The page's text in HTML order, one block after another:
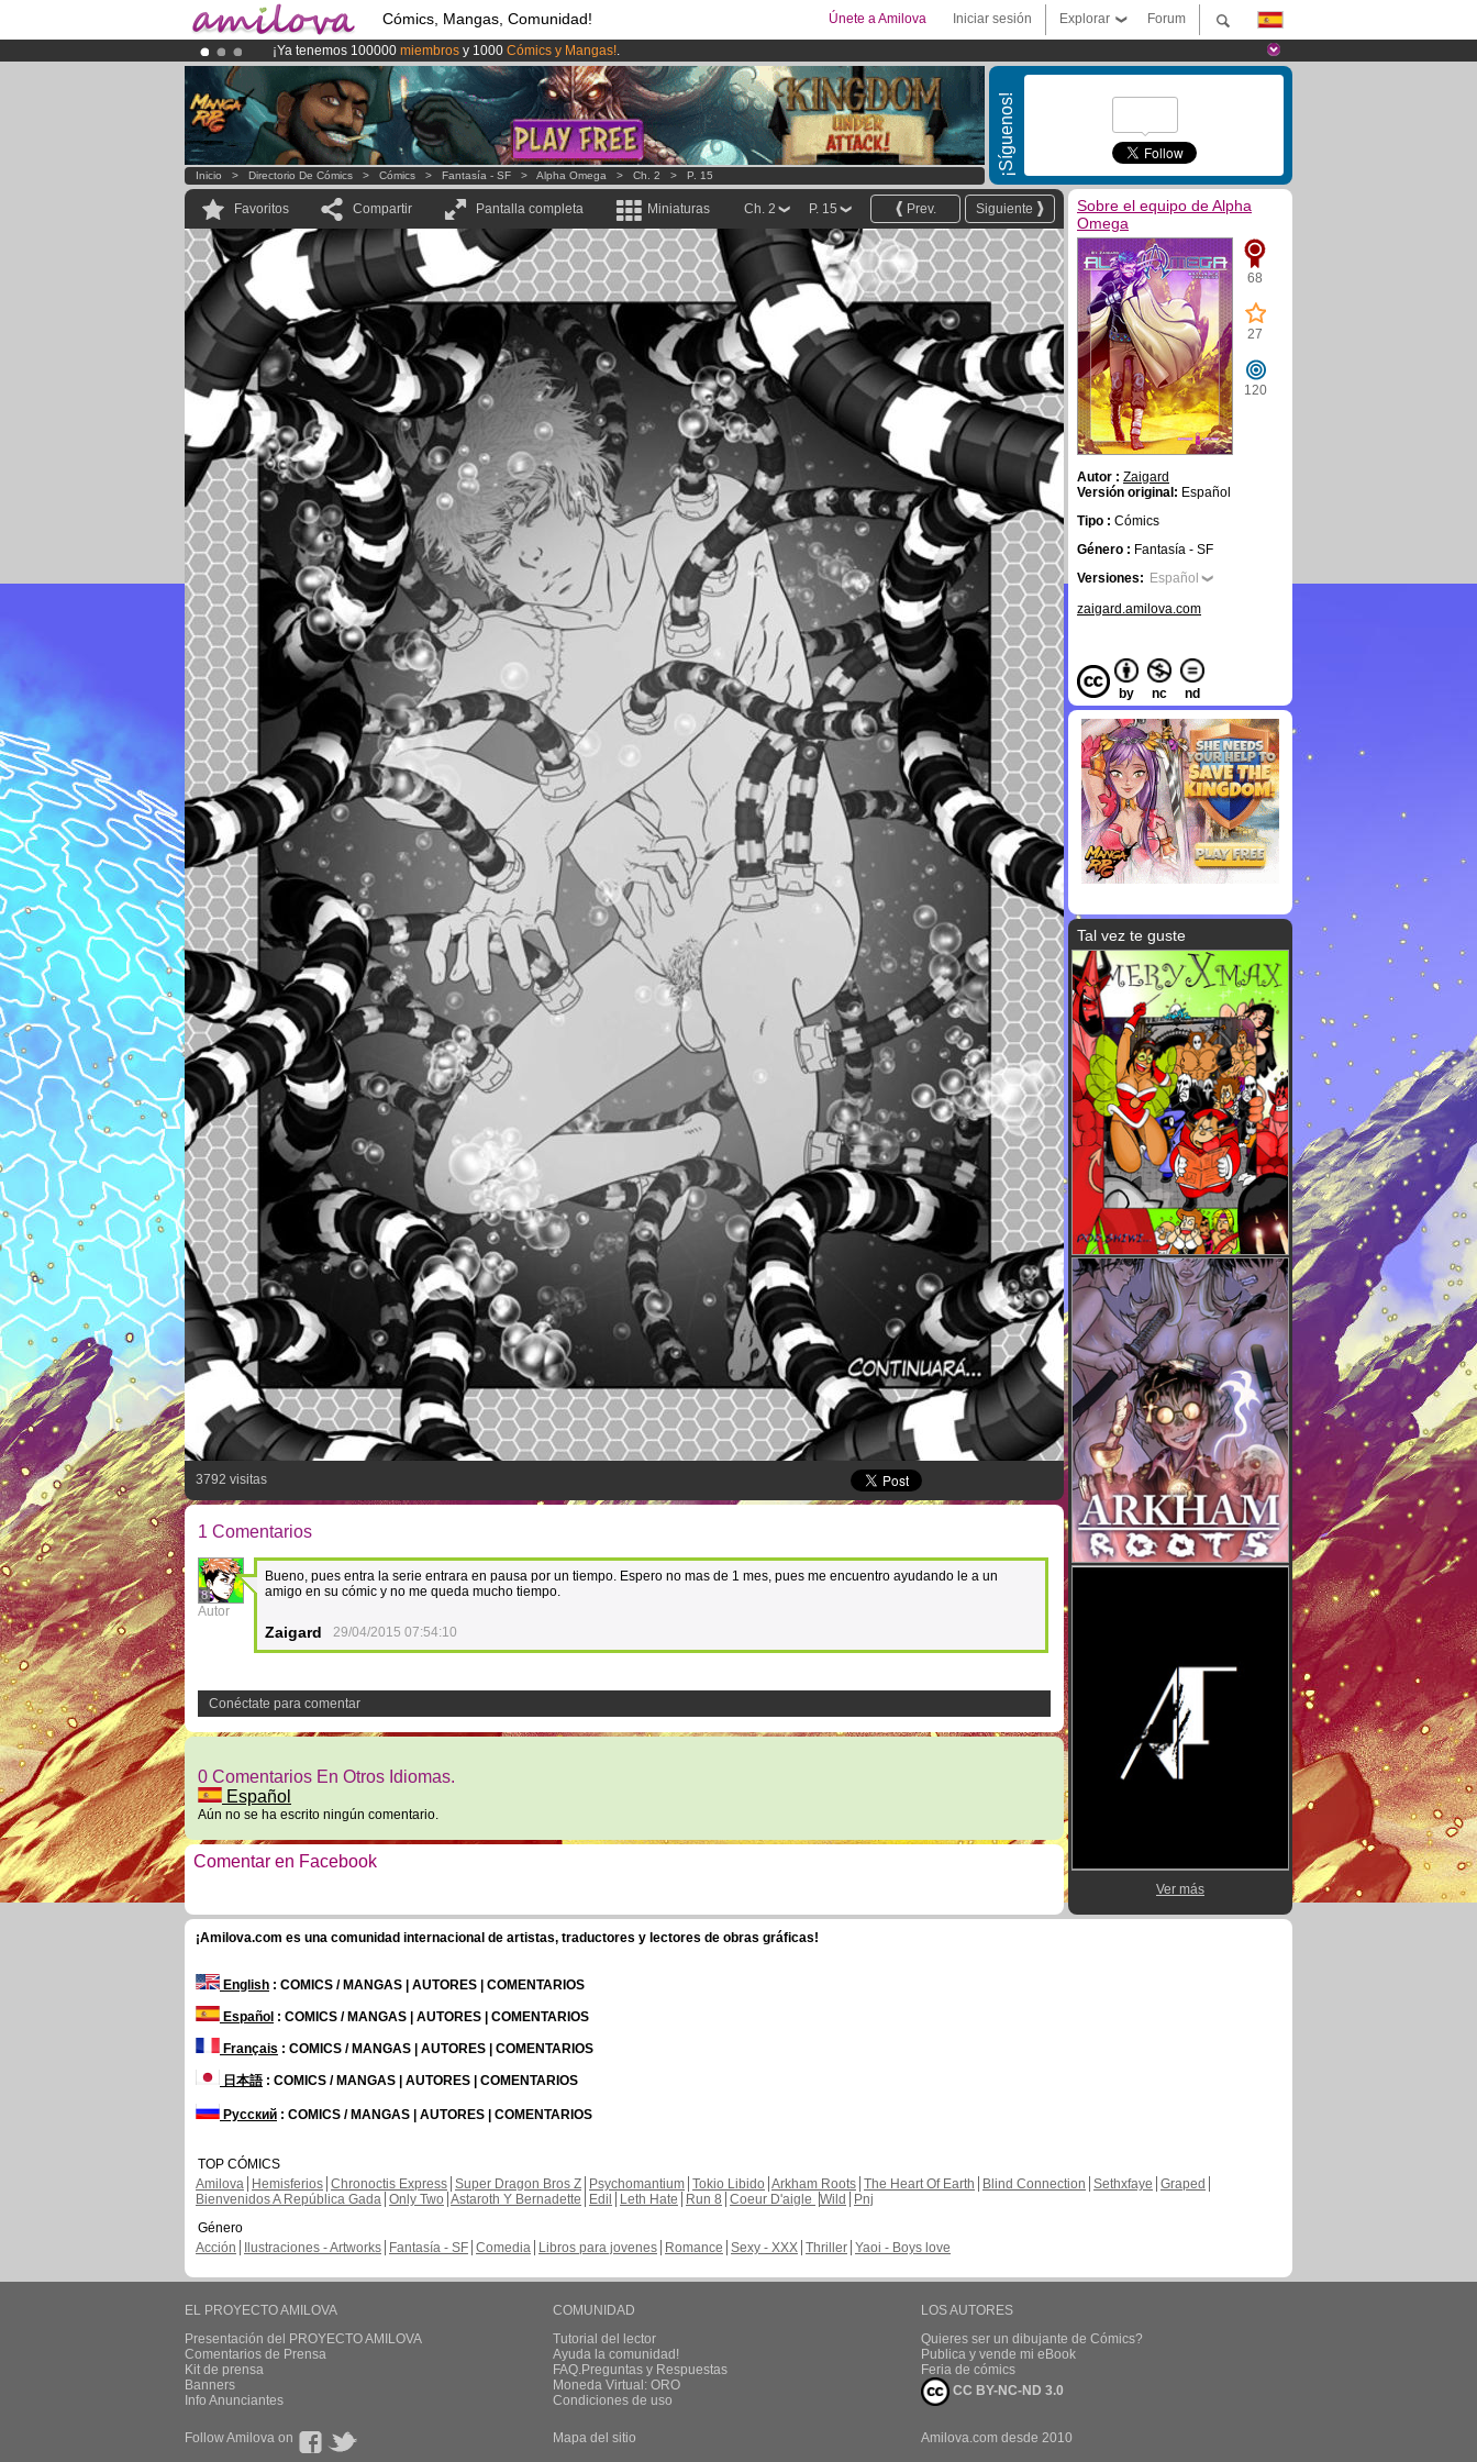
Cómics, Mangas, Comunidad! Forum
Explorar
Iniciar sesión
Únete a Amilova
¡Ya tenemos 100000 miembros y 1000 Cómics y Mangas!.
¡El Kickstarter Amilova está desormado lanzado!.
¡Conviertete en Premium por3.95 euros al mes!Hazte Premium ya
¡Síguenos!
Inicio > Directorio De Cómics > Cómics > Fantasía - SF > Alpha Omega > Ch. 2 > P. 15
Favoritos Compartir Pantalla completa Miniaturas Siguiente
Prev.
P. 15
Ch. 2
3792 visitas
1 Comentarios
8
Autor
Bueno, pues entra la serie entrara en pausa por un tiempo. Espero no mas de 1 mes, pues me encuentro ayudando le a un
amigo en su cómic y no me queda mucho tiempo.
Zaigard 29/04/2015 07:54:10
Conéctate para comentar
0 Comentarios En Otros Idiomas.
Español
Aún no se ha escrito ningún comentario.
Comentar en Facebook
Sobre el equipo de Alpha
Omega
68
27
120
Autor : Zaigard
Versión original: Español
Tipo : Cómics
Género : Fantasía - SF
Versiones: Español
zaigard.amilova.com
by nc nd
Tal vez te guste
Ver más
¡Amilova.com es una comunidad internacional de artistas, traductores y lectores de obras gráficas!
English : COMICS / MANGAS | AUTORES | COMENTARIOS
Español : COMICS / MANGAS | AUTORES | COMENTARIOS
Français : COMICS / MANGAS | AUTORES | COMENTARIOS
日本語: COMICS / MANGAS | AUTORES | COMENTARIOS
Русский : COMICS / MANGAS | AUTORES | COMENTARIOS
TOP CÓMICS
Amilova
Hemisferios Chronoctis Express Super Dragon Bros Z Psychomantium Tokio Libido Arkham Roots The Heart Of Earth Blind Connection Sethxfaye Graped
Bienvenidos A República Gada Only Two Astaroth Y Bernadette Edil Leth Hate Run 8 Coeur D'aigle Wild
Pnj
Género
Acción
Ilustraciones - Artworks Fantasía - SF Comedia Libros para jovenes Romance Sexy - XXX Thriller Yaoi - Boys love
EL PROYECTO AMILOVA
Presentación del PROYECTO AMILOVA
Comentarios de Prensa
Kit de prensa
Banners
Info Anunciantes
COMUNIDAD
Tutorial del lector
Ayuda la comunidad!
FAQ.Preguntas y Respuestas
Moneda Virtual: ORO
Condiciones de uso
LOS AUTORES
Quieres ser un dibujante de Cómics?
Publica y vende mi eBook
Feria de cómics
CC BY-NC-ND 3.0
Follow Amilova on Mapa del sitio Amilova.com desde 2010